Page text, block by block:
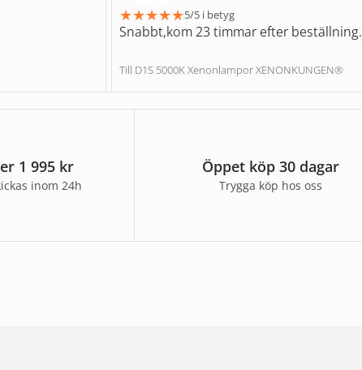
★★★★★5/5 i betyg
Snabbt,kom 23 timmar efter beställning.
Till D1S 5000K Xenonlampor XENONKUNGEN®
1 995 kr
inom 24h
Öppet köp 30 dagar
Trygga köp hos oss